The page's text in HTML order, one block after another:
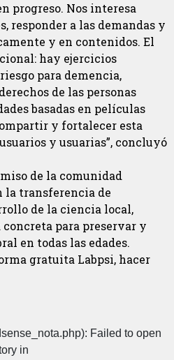
progreso. Nos interesa
responder a las demandas y
y en contenidos. El
hay ejercicios
para demencia,
de las personas
basadas en películas
y fortalecer esta
y usuarias”, concluyó
de la comunidad
transferencia de
de la ciencia local,
para preservar y
en todas las edades.
gratuita Labpsi, hacer
Failed to open
in